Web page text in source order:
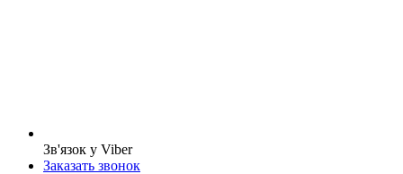
Зв'язок у Viber
Заказать звонок